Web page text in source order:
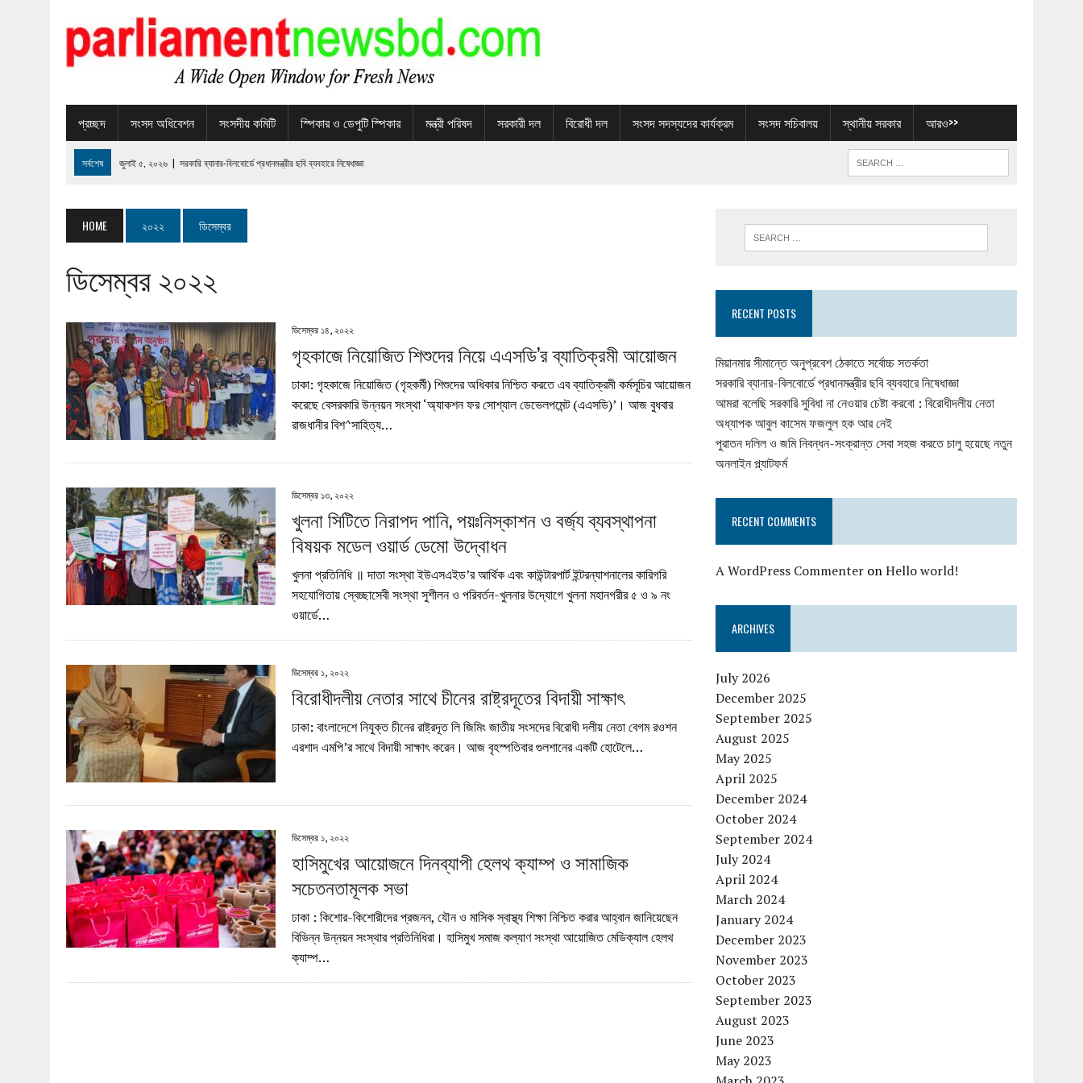
প্রচ্ছদ সংসদ অধিবেশন সংসদীয় কমিটি স্পিকার ও ডেপুটি স্পিকার মন্ত্রী পরিষদ সরকারী দল বিরোধী দল সংসদ সদস্যদের কার্যক্রম সংসদ সচিবালয় স্থানীয় সরকার আরও>>
সর্বশেষ জুলাই ৫, ২০২৬ | সরকারি ব্যানার-বিলবোর্ডে প্রধানমন্ত্রীর ছবি ব্যবহারে নিষেধাজ্ঞা
জুলাই ৫, ২০২৬ | পুরাতন দলিল ও জমি নিবন্ধন-সংক্রান্ত সেবা সহজ করতে চালু হয়েছে নতুন অনলাইন প্ল্যাটফর্ম
জুলাই ৫, ২০২৬
ডিসেম্বর ২৯, ২০২৫
এডুকো-ইএসডিও’র অধিকার প্রকল্প শিশুশ্রম বন্ধে ইতিবাচক ভূমিকা রাখছে
ডিসেম্বর ১৫, ২০২৫ | নির্বাচনী ইশতেহারে নিরাপদ পানি, স্যানিটেশন ও স্বাস্থ্যবিধি অন্তর্ভুক্তি চাই
ডিসেম্বর ১৫, ২০২৫ | গুড নেইবারস বাংলাদেশ আয়োজিত ‘ন্যাশনাল ওয়ার্ডমাষ্টার’ প্রতিযোগিতার পুরস্কার বিতরণ
ডিসেম্বর ১৪, ২০২৫ | প্রযুক্তি, জলবায়ু ও শ্রম খাতের সমন্বিত রোডম্যাপ জরুরি : এশিয়া ফ্লোর ওয়েজ অ্যালায়েন্স
জুলাই ৫, ২০২৬ | মিয়ানমার সীমান্তে অনুপ্রবেশ ঠেকাতে সর্বোচ্চ সতর্কতা
HOME ২০২২ ডিসেম্বর
ডিসেম্বর ২০২২
ডিসেম্বর ১৪, ২০২২
গৃহকাজে নিয়োজিত শিশুদের নিয়ে এএসডি’র ব্যাতিক্রমী আয়োজন
ঢাকা: গৃহকাজে নিয়োজিত (গৃহকর্মী) শিশুদের অধিকার নিশ্চিত করতে এব ব্যাতিক্রমী কর্মসূচির আয়োজন
করেছে বেসরকারি উন্নয়ন সংস্থা ‘অ্যাকশন ফর সোশ্যাল ডেভেলপমেন্ট (এএসডি)’। আজ বুধবার
রাজধানীর বিশ^সাহিত্য…
ডিসেম্বর ১৩, ২০২২
খুলনা সিটিতে নিরাপদ পানি, পয়ঃনিস্কাশন ও বর্জ্য ব্যবস্থাপনা
বিষয়ক মডেল ওয়ার্ড ডেমো উদ্বোধন
খুলনা প্রতিনিধি ॥ দাতা সংস্থা ইউএসএইড’র আর্থিক এবং কাউন্টারপার্ট ইন্টরন্যাশনালের কারিগরি
সহযোগিতায় স্বেচ্ছাসেবী সংস্থা সুশীলন ও পরিবর্তন-খুলনার উদ্যোগে খুলনা মহানগরীর ৫ ও ৯ নং
ওয়ার্ডে…
ডিসেম্বর ১, ২০২২
বিরোধীদলীয় নেতার সাথে চীনের রাষ্ট্রদূতের বিদায়ী সাক্ষাৎ
ঢাকা: বাংলাদেশে নিযুক্ত চীনের রাষ্ট্রদূত লি জিমিং জাতীয় সংসদের বিরোধী দলীয় নেতা বেগম রওশন
এরশাদ এমপি’র সাথে বিদায়ী সাক্ষাৎ করেন। আজ বৃহস্পতিবার গুলশানের একটি হোটেলে…
ডিসেম্বর ১, ২০২২
হাসিমুখের আয়োজনে দিনব্যাপী হেলথ ক্যাম্প ও সামাজিক
সচেতনতামূলক সভা
ঢাকা : কিশোর-কিশোরীদের প্রজনন, যৌন ও মাসিক স্বাস্থ্য শিক্ষা নিশ্চিত করার আহ্বান জানিয়েছেন
বিভিন্ন উন্নয়ন সংস্থার প্রতিনিধিরা। হাসিমুখ সমাজ কল্যাণ সংস্থা আয়োজিত মেডিক্যাল হেলথ
ক্যাম্প…
RECENT POSTS
মিয়ানমার সীমান্তে অনুপ্রবেশ ঠেকাতে সর্বোচ্চ সতর্কতা
সরকারি ব্যানার-বিলবোর্ডে প্রধানমন্ত্রীর ছবি ব্যবহারে নিষেধাজ্ঞা
আমরা বলেছি সরকারি সুবিধা না নেওয়ার চেষ্টা করবো : বিরোধীদলীয় নেতা
অধ্যাপক আবুল কাসেম ফজলুল হক আর নেই
পুরাতন দলিল ও জমি নিবন্ধন-সংক্রান্ত সেবা সহজ করতে চালু হয়েছে নতুন
অনলাইন প্ল্যাটফর্ম
RECENT COMMENTS
A WordPress Commenter onHello world!
ARCHIVES
July 2026
December 2025
September 2025
August 2025
May 2025
April 2025
December 2024
October 2024
September 2024
July 2024
April 2024
March 2024
January 2024
December 2023
November 2023
October 2023
September 2023
August 2023
June 2023
May 2023